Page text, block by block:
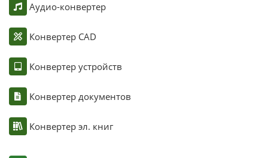
Аудио-конвертер
Конвертер CAD
Конвертер устройств
Конвертер документов
Конвертер эл. книг